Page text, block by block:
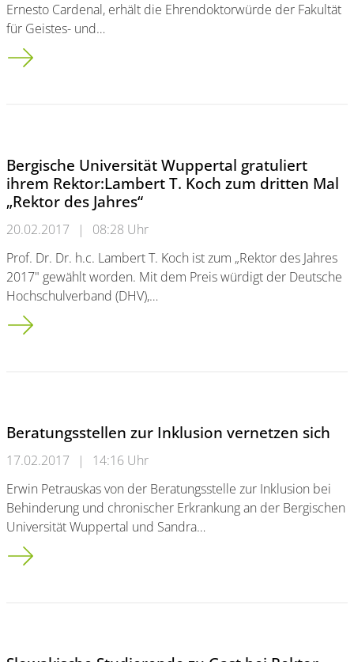
Ernesto Cardenal, erhält die Ehrendoktorwürde der Fakultät
für Geistes- und…
4. März: Bergische Universität verleiht Ehrendoktor an
Bergische Universität Wuppertal gratuliert
ihrem Rektor:Lambert T. Koch zum dritten Mal
„Rektor des Jahres“
20.02.2017 |
08:28 Uhr
Prof. Dr. Dr. h.c. Lambert T. Koch ist zum „Rektor des Jahres
2017" gewählt worden. Mit dem Preis würdigt der Deutsche
Hochschulverband (DHV),…
Bergische Universität Wuppertal gratuliert ihrem Rektor:<br
Beratungsstellen zur Inklusion vernetzen sich
17.02.2017 |
14:16 Uhr
Erwin Petrauskas von der Beratungsstelle zur Inklusion bei
Behinderung und chronischer Erkrankung an der Bergischen
Universität Wuppertal und Sandra…
Beratungsstellen zur Inklusion vernetzen sich